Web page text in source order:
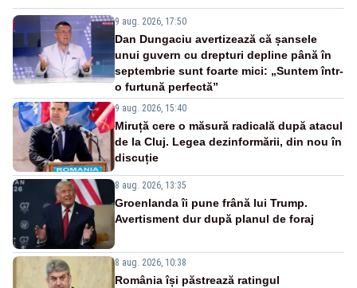
9 aug. 2026, 17:50
Dan Dungaciu avertizează că șansele
unui guvern cu drepturi depline până în
septembrie sunt foarte mici: „Suntem într-
o furtună perfectă”
9 aug. 2026, 15:40
Miruță cere o măsură radicală după atacul
de la Cluj. Legea dezinformării, din nou în
discuție
8 aug. 2026, 13:35
Groenlanda îi pune frână lui Trump.
Avertisment dur după planul de foraj
8 aug. 2026, 10:38
România își păstrează ratingul